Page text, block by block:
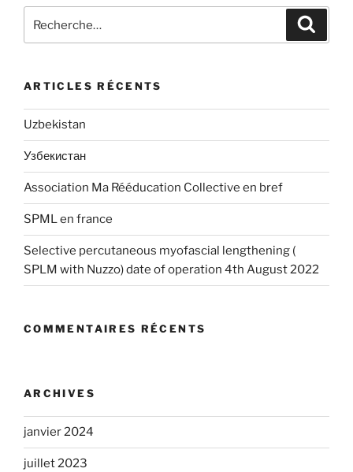
pour
ARTICLES RÉCENTS
Uzbekistan
Узбекистан
Association Ma Rééducation Collective en bref
SPML en france
Selective percutaneous myofascial lengthening (
SPLM with Nuzzo) date of operation 4th August 2022
COMMENTAIRES RÉCENTS
ARCHIVES
janvier 2024
juillet 2023